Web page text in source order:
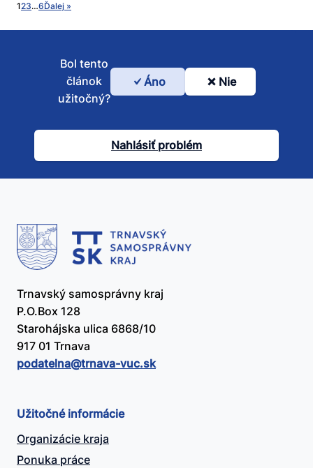
123…6Ďalej »
Bol
článok
užitočný?
Bol tento
článok
užitočný?
Áno Nie
Nahlásiť problém
Trnavský samosprávny kraj
P.O.Box 128
Starohájska ulica 6868/10
917 01 Trnava
podatelna@​trnava-vuc.sk
Užitočné informácie
Organizácie kraja
Ponuka práce